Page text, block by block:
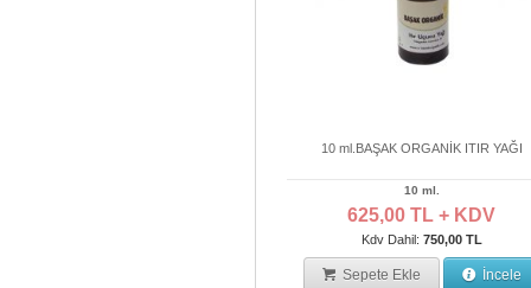
10 ml.BAŞAK ORGANİK ITIR YAĞI
10 ml.
625,00 TL + KDV
Kdv Dahil: 750,00 TL
Sepete Ekle İncele